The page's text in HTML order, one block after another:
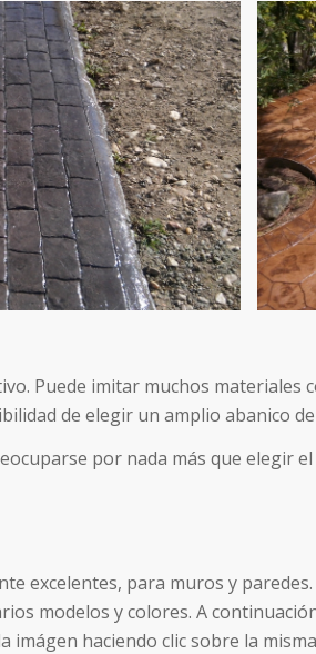
Puede imitar muchos materiales
de elegir un amplio abanico
por nada más que elegir el
excelentes, para muros y
modelos y colores. A
haciendo clic sobre la